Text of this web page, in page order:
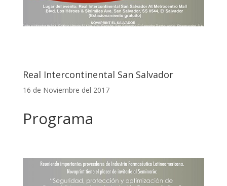
Real Intercontinental San Salvador
16 de Noviembre del 2017
Programa